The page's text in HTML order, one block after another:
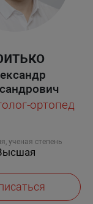
ортопед
ученая степень